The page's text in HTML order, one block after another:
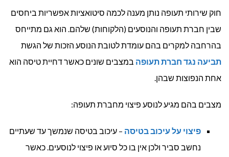
חוק שירותי תעופה נותן מענה לכמה סיטואציות אפשריות ביחסים
שבין חברת תעופה והנוסעים (הלקוחות) שלהם. הוא גם מתייחס
בהרחבה למקרים בהם עומדת לטובת הנוסע הזכות של הגשת
תביעה נגד חברת תעופה במצבים שונים כאשר דחיית טיסה הוא
אחת הנפוצות שבהן.
מצבים בהם מגיע לנוסע פיצוי מחברת תעופה:
פיצוי על עיכוב בטיסה – עיכוב בטיסה שנמשך עד שעתיים
נחשב סביר ולכן אין בו כל סיוע או פיצוי לנוסעים. כאשר